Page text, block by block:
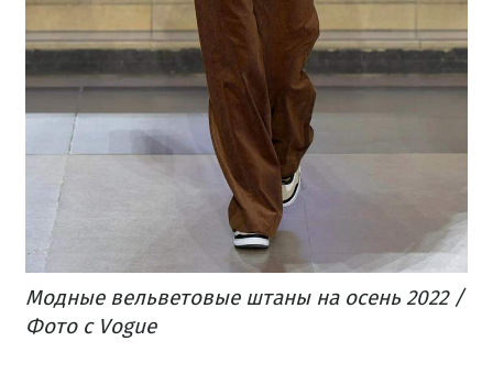
Модные вельветовые штаны на осень 2022 /
Фото с Vogue